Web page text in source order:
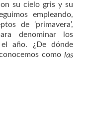
su cielo gris y su
empleando,
de ‘primavera’,
denominar los
año. ¿De dónde
como las